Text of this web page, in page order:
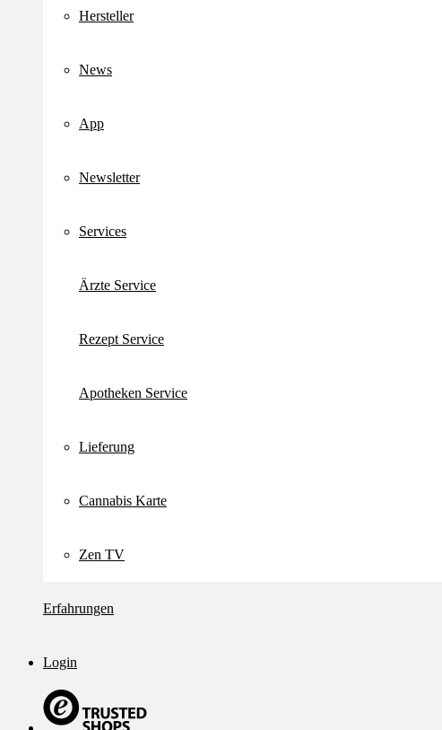
Hersteller
News
App
Newsletter
Services
Ärzte Service
Rezept Service
Apotheken Service
Lieferung
Cannabis Karte
Zen TV
Erfahrungen
Login